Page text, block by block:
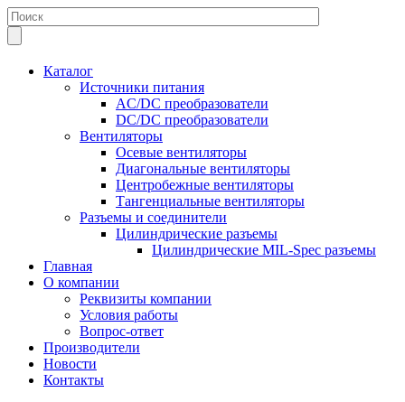
Каталог
Источники питания
AC/DC преобразователи
DC/DC преобразователи
Вентиляторы
Осевые вентиляторы
Диагональные вентиляторы
Центробежные вентиляторы
Тангенциальные вентиляторы
Разъемы и соединители
Цилиндрические разъемы
Цилиндрические MIL-Spec разъемы
Главная
О компании
Реквизиты компании
Условия работы
Вопрос-ответ
Производители
Новости
Контакты